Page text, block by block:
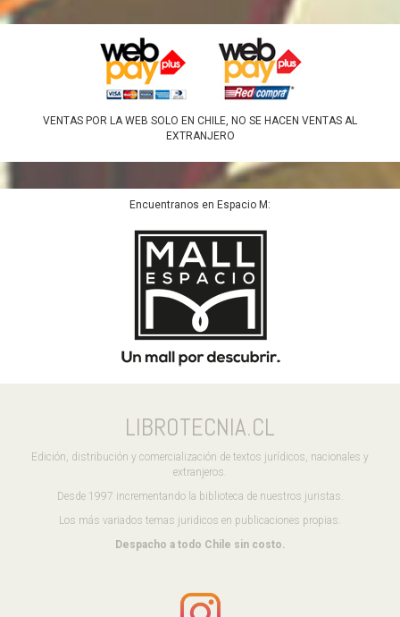
VENTAS POR LA WEB SOLO EN CHILE, NO SE HACEN VENTAS AL
EXTRANJERO
Encuentranos en Espacio M:
LIBROTECNIA.CL
Edición, distribución y comercialización de textos jurídicos, nacionales y
extranjeros.
Desde 1997 incrementando la biblioteca de nuestros juristas.
Los más variados temas juridicos en publicaciones propias.
Despacho a todo Chile sin costo.